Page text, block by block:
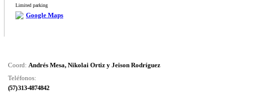
Limited parking
Google Maps
Coord: Andrés Mesa, Nikolai Ortiz y Jeison Rodríguez
Teléfonos:
(57) 313-4874842